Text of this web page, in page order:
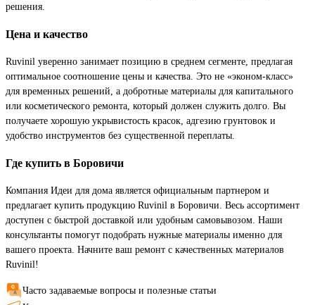
решения.
Цена и качество
Ruvinil уверенно занимает позицию в среднем сегменте, предлагая
оптимальное соотношение цены и качества. Это не «эконом-класс»
для временных решений, а добротные материалы для капитального
или косметического ремонта, который должен служить долго. Вы
получаете хорошую укрывистость красок, адгезию грунтовок и
удобство инструментов без существенной переплаты.
Где купить в Боровичи
Компания Идеи для дома является официальным партнером и
предлагает купить продукцию Ruvinil в Боровичи. Весь ассортимент
доступен с быстрой доставкой или удобным самовывозом. Наши
консультанты помогут подобрать нужные материалы именно для
вашего проекта. Начните ваш ремонт с качественных материалов
Ruvinil!
Часто задаваемые вопросы и полезные статьи